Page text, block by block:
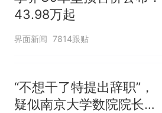
43.98万起
界面新闻 7814跟贴
“不想干了特提出辞职”，
疑似南京大学数院院长辞